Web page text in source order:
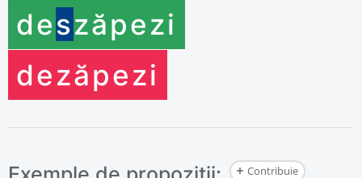
deszăpezi
dezăpezi
Contribuie